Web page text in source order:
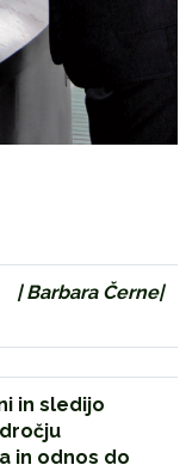
| Barbara Černe|
in sledijo
in odnos do